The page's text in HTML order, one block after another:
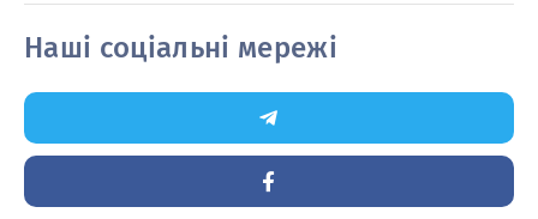
Наші соціальні мережі